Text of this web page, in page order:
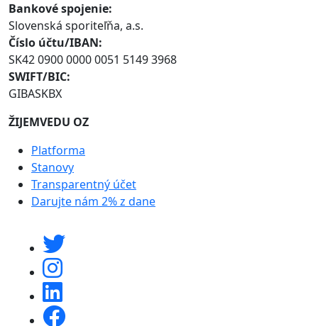
Bankové spojenie:
Slovenská sporiteľňa, a.s.
Číslo účtu/IBAN:
SK42 0900 0000 0051 5149 3968
SWIFT/BIC:
GIBASKBX
ŽIJEMVEDU OZ
Platforma
Stanovy
Transparentný účet
Darujte nám 2% z dane